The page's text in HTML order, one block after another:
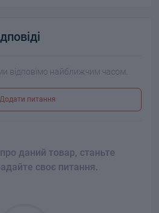
відповімо найближчим часом.
питання
даний товар, станьте
своє питання.